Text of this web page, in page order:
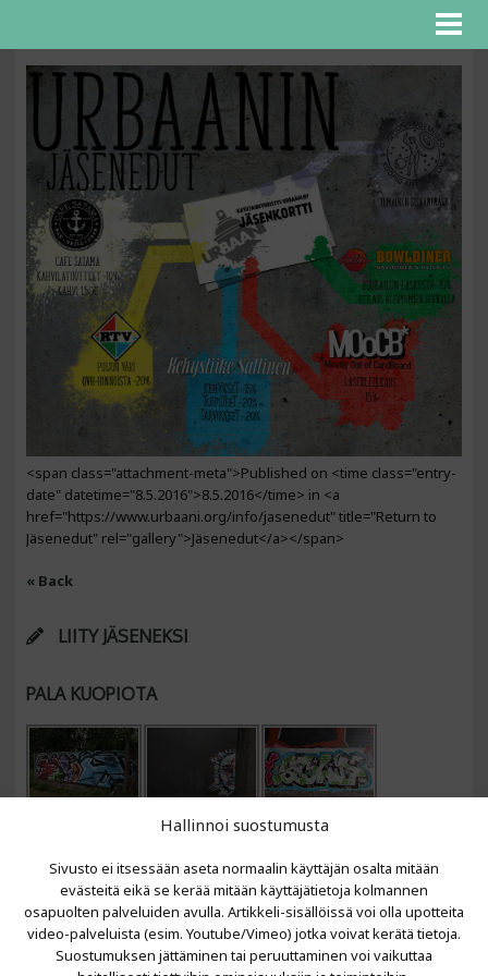
Hallinnoi suostumusta
Sivusto ei itsessään aseta normaalin käyttäjän osalta mitään
evästeitä eikä se kerää mitään käyttäjätietoja kolmannen
osapuolten palveluiden avulla. Artikkeli-sisällöissä voi olla upotteita
video-palveluista (esim. Youtube/Vimeo) jotka voivat kerätä tietoja.
Suostumuksen jättäminen tai peruuttaminen voi vaikuttaa
<span class="attachment-meta">Published on <time class="entry-
date" datetime="8.5.2016">8.5.2016</time> in <a
href="https://www.urbaani.org/info/jasenedut" title="Return to
Jäsenedut" rel="gallery">Jäsenedut</a></span>
« Back
LIITY JÄSENEKSI
PALA KUOPIOTA
VIIMEISIMMÄT ARTIKKELIT